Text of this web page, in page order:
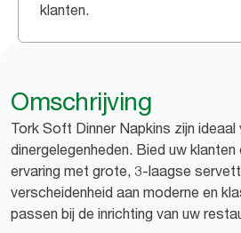
klanten.
Omschrijving
Tork Soft Dinner Napkins zijn
dinergelegenheden. Bied uw klanten
ervaring met grote, 3-laagse
verscheidenheid aan moderne en
passen bij de inrichting van uw